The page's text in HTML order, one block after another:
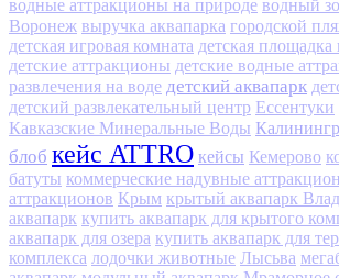
водные аттракционы на природе водный
Воронеж выручка аквапарка городской
детская игровая комната детская
детские аттракционы детские водные
развлечения на воде детский аквапарк
детский развлекательный центр Ессентуки
Кавказские Минеральные Воды
блоб кейс ATTRO кейсы Кемерово
батуты коммерческие надувные
аттракционов Крым крытый аквапарк
аквапарк купить аквапарк для крытого
аквапарк для озера купить аквапарк для
комплекса лодочки животные Лысьва